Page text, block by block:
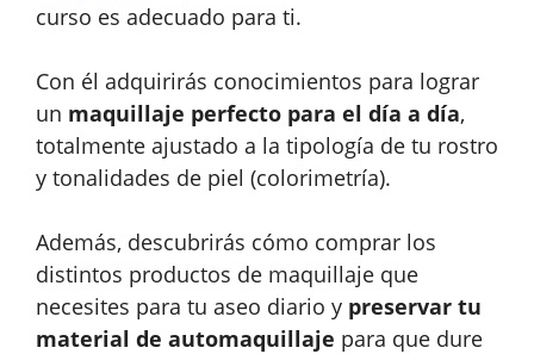
curso es adecuado para ti.
Con él adquirirás conocimientos para lograr
un maquillaje perfecto para el día a día,
totalmente ajustado a la tipología de tu rostro
y tonalidades de piel (colorimetría).
Además, descubrirás cómo comprar los
distintos productos de maquillaje que
necesites para tu aseo diario y preservar tu
material de automaquillaje para que dure